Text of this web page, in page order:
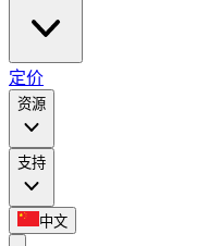
定价
资源
支持
中文